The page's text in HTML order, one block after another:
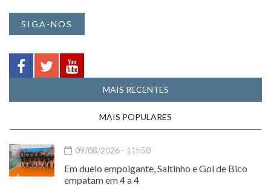
SIGA-NOS
MAIS RECENTES
MAIS POPULARES
09/08/2026 - 11h50
Em duelo empolgante, Saltinho e Gol de Bico
empatam em 4 a 4